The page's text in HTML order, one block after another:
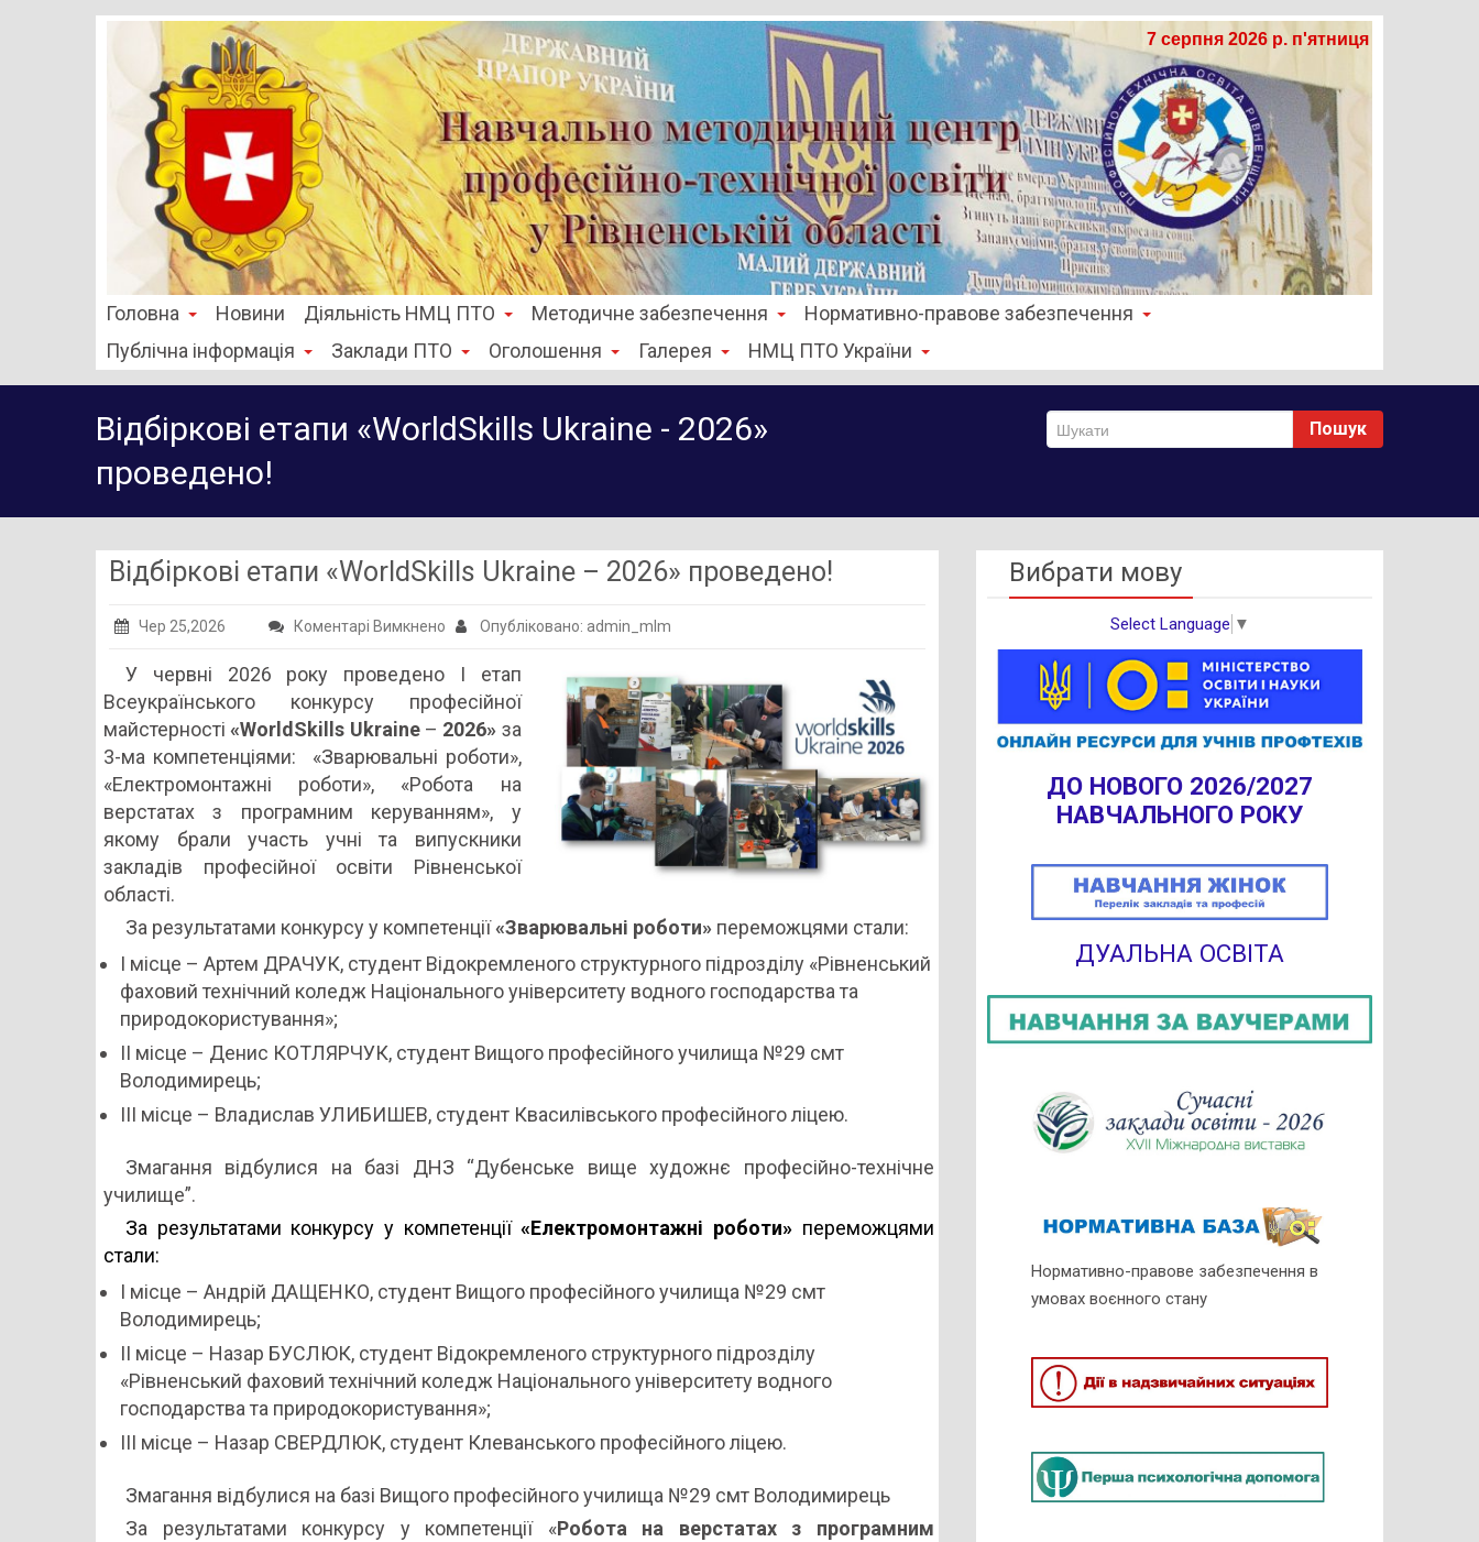
7 серпня 2026 р. п'ятниця
Головна Новини Діяльність НМЦ ПТО Методичне забезпечення
Нормативно-правове забезпечення
Публічна інформація
Заклади ПТО Оголошення Галерея НМЦ ПТО України
Відбіркові етапи «WorldSkills Ukrainе - 2026»
проведено!
Пошук
Відбіркові етапи «WorldSkills Ukrainе – 2026» проведено!
Чер 25,2026 Коментарі Вимкнено до
етапи
«WorldSkills
Ukrainе
–
2026»
проведено!
Опубліковано: admin_mlm
У червні 2026 року проведено І етап
Всеукраїнського конкурсу професійної
майстерності«WorldSkills Ukrainе– 2026» за
3-ма компетенціями: «Зварювальні роботи»,
«Електромонтажні роботи», «Робота на
верстатах з програмним керуванням», у
якому брали участь учні та випускники
закладів професійної освіти Рівненської
області.
За результатами конкурсу у компетенції«Зварювальні роботи» переможцями стали:
І місце – Артем ДРАЧУК, студент Відокремленого структурного підрозділу «Рівненський
фаховий технічний коледж Національного університету водного господарства та
природокористування»;
ІІ місце – Денис КОТЛЯРЧУК, студент Вищого професійного училища №29 смт
Володимирець;
ІІІ місце – Владислав УЛИБИШЕВ, студент Квасилівського професійного ліцею.
Змагання відбулися на базі ДНЗ “Дубенське вище художнє професійно-технічне
училище”.
За результатами конкурсу у компетенції«Електромонтажні роботи» переможцями
стали:
І місце – Андрій ДАЩЕНКО, студент Вищого професійного училища №29 смт
Володимирець;
ІІ місце – Назар БУСЛЮК, студент Відокремленого структурного підрозділу
«Рівненський фаховий технічний коледж Національного університету водного
господарства та природокористування»;
ІІІ місце – Назар СВЕРДЛЮК, студент Клеванського професійного ліцею.
Змагання відбулися на базі Вищого професійного училища №29 смт Володимирець
За результатами конкурсу у компетенції «Робота на верстатах з програмним
Вибрати мову
Select Language ▼
ДО НОВОГО 2026/2027
НАВЧАЛЬНОГО РОКУ
ДУАЛЬНА ОСВІТА
Нормативно-правове забезпечення в
умовах воєнного стану